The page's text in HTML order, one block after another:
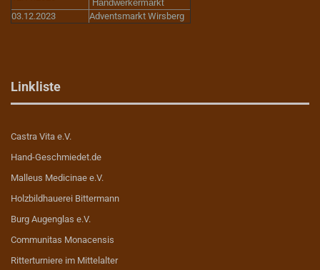
Handwerkermarkt
03.12.2023
Adventsmarkt Wirsberg
Linkliste
Castra Vita e.V.
Hand-Geschmiedet.de
Malleus Medicinae e.V.
Holzbildhauerei Bittermann
Burg Augenglas e.V.
Communitas Monacensis
Ritterturniere im Mittelalter